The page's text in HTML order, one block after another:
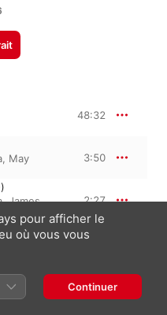
48:32
, May
3:50
,James
2:27
(Live)
,
3:58
,James
3:26
pour afficher le
où vous vous
Continuer